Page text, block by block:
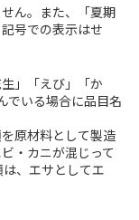
ん。また、「夏期
号での表示はせ
」「えび」「か
でいる場合に品目名
原材料として製造
・カニが混じって
、エサとしてエ